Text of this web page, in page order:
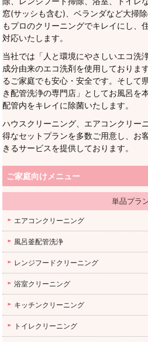
窓(サッシも含む)、ベランダなど大掃
もプロのクリーニングでキレイにし、
対応いたします。
当社では「人と環境にやさしいエコ洗
成分由来のエコ洗剤を使用しておりま
るご家庭でも安心・安全です。そして
き配管洗浄の専門店」としてお風呂を
配管内をキレイに除菌いたします。
ハウスクリーニング、エアコンクリー
得なセットプランを多数ご用意し、お
きるサービスを提供しております。
ご家庭向けメニュー
単品プラ
エアコンクリーニング
風呂釜配管洗浄
レンジフードクリーニング
浴室クリーニング
キッチンクリーニング
トイレクリーニング